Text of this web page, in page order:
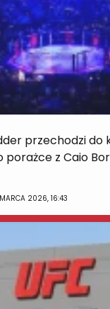
przechodzi do
porażce z Caio
2026, 16:43